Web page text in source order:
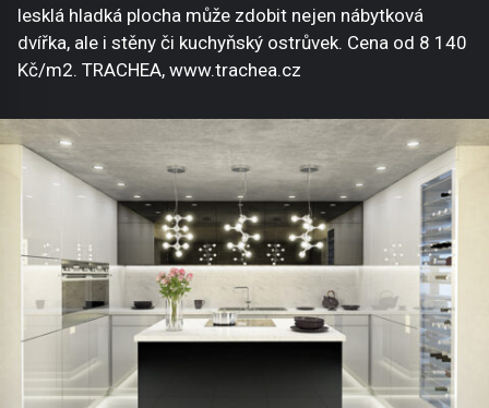
lesklá hladká plocha může zdobit nejen nábytková
dvířka, ale i stěny či kuchyňský ostrůvek. Cena od 8 140
Kč/m2. TRACHEA, www.trachea.cz